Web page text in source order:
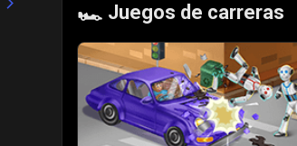
🏎️ Juegos de carreras